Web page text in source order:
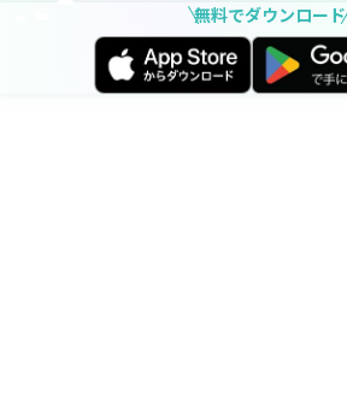
無料でダウンロード